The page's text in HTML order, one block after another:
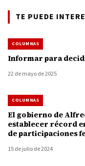
TE PUEDE
COLUMNAS
Informar para
22 de mayo de 2025
COLUMNAS
El gobierno de Alfredo Ramírez Bedolla está por
establecer récord
de participaciones
15 de julio de 2024